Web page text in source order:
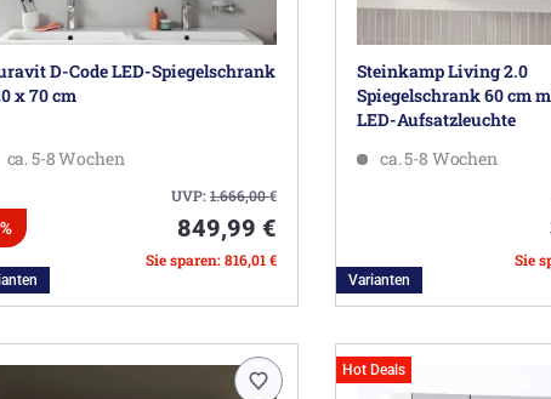
D-Code LED-Spiegelschrank
x 70 cm
ca. 5-8 Wochen
UVP:1.666,00€
849,99 €
Sie sparen: 816,01 €
Steinkamp Living 2.0
Spiegelschrank 60 cm
LED-Aufsatzleuchte
ca. 5-8 Wochen
Sie
Varianten
Hot Deals